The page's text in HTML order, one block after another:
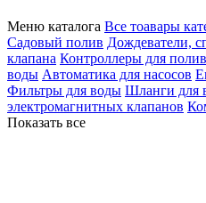
Меню каталога Все тоавары
Садовый полив Дождеватели,
клапана Контроллеры для
воды Автоматика для насосов
Фильтры для воды Шланги для
электромагнитных клапанов
Показать все